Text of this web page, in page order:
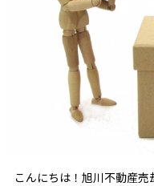
こんにちは！旭川不動産売